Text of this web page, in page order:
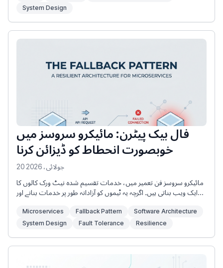
اور ایونٹ کی اشاعت دونوں ایک ساتھ کامیاب ہوں یا دونوں ناکام ہوں؟
System Design
فال بیک پیٹرن: مائیکرو سروسز میں
خوبصورت انحطاط کو ڈیزائن کرنا
20 جولائی، 2026
مائیکرو سروسز فن تعمیر میں، خدمات تقسیم شدہ نیٹ ورک کالوں کا
ایک ویب بناتی ہیں۔ اگرچہ یہ ٹیموں کو آزادانہ طور پر خدمات بنانے اور
سسٹم کی مجموعی اعتبار صرف اس کے کمزور ترین لنک کی طرح
مضبوط ہے۔ اگر کوئی اہم سروس بند ہو جاتی ہے یا غیر جوابدہ ہو جاتی ہے،
Microservices Fallback Pattern
Software Architecture
System Design
Fault Tolerance Resilience